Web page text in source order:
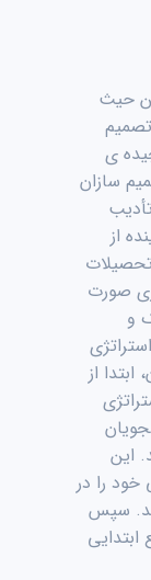
حیث
ی
سازان
از
صورت
از
این
را در
سپس